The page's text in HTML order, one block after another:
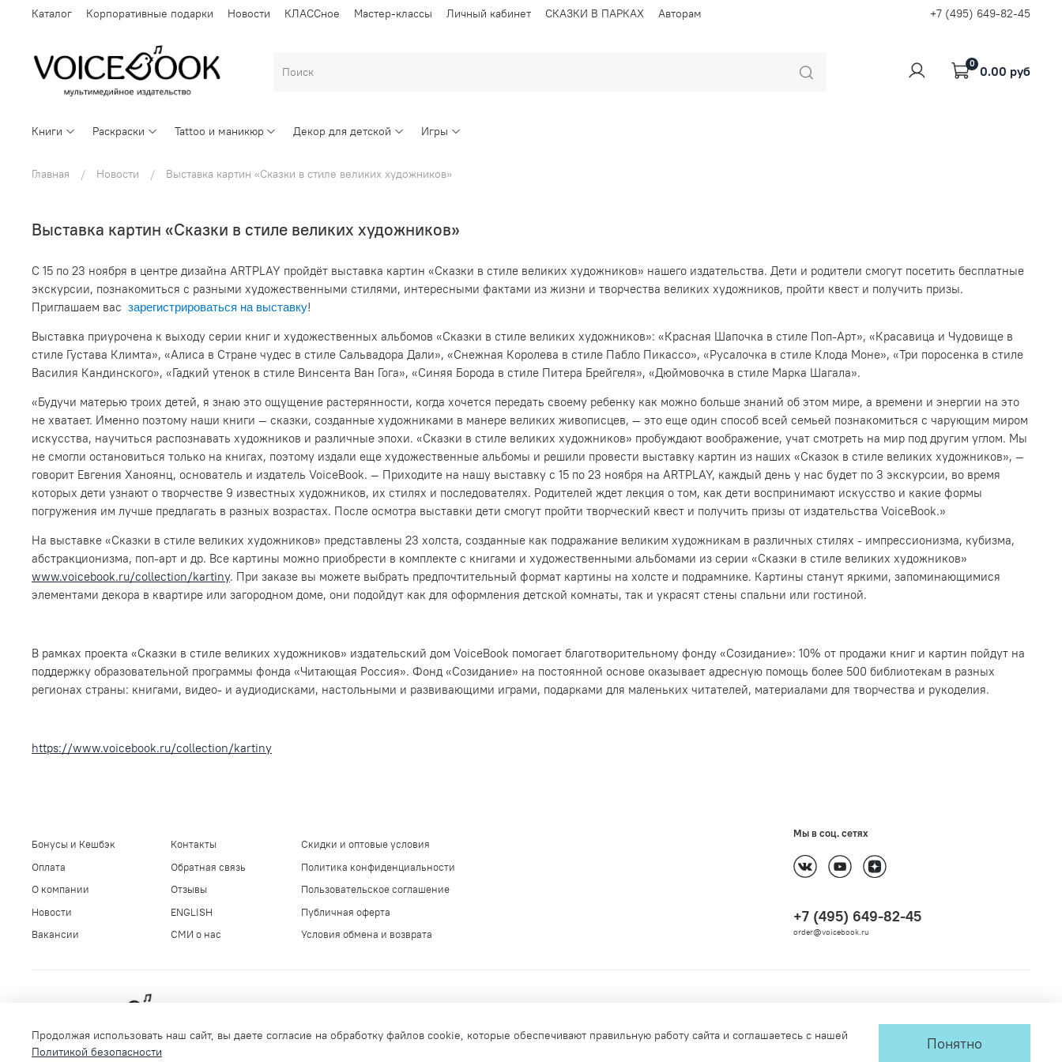
Каталог Корпоративные подарки Новости КЛАССное Мастер-классы Личный кабинет СКАЗКИ В ПАРКАХ Авторам +7 (495) 649-82-45
0 0.00 руб
Книги Раскраски Tattoo и маникюр Декор для детской Игры
Главная Новости Выставка картин «Сказки в стиле великих художников»
Выставка картин «Сказки в стиле великих художников»
С 15 по 23 ноября в центре дизайна ARTPLAY пройдёт выставка картин «Сказки в стиле великих художников» нашего издательства. Дети и родители смогут посетить бесплатные
экскурсии, познакомиться с разными художественными стилями, интересными фактами из жизни и творчества великих художников, пройти квест и получить призы.
Приглашаем вас зарегистрироваться на выставку!
Выставка приурочена к выходу серии книг и художественных альбомов «Сказки в стиле великих художников»: «Красная Шапочка в стиле Поп-Арт», «Красавица и Чудовище в
стиле Густава Климта», «Алиса в Стране чудес в стиле Сальвадора Дали», «Снежная Королева в стиле Пабло Пикассо», «Русалочка в стиле Клода Моне», «Три поросенка в стиле
Василия Кандинского», «Гадкий утенок в стиле Винсента Ван Гога», «Синяя Борода в стиле Питера Брейгеля», «Дюймовочка в стиле Марка Шагала».
«Будучи матерью троих детей, я знаю это ощущение растерянности, когда хочется передать своему ребенку как можно больше знаний об этом мире, а времени и энергии на это
не хватает. Именно поэтому наши книги — сказки, созданные художниками в манере великих живописцев, — это еще один способ всей семьей познакомиться с чарующим миром
искусства, научиться распознавать художников и различные эпохи. «Сказки в стиле великих художников» пробуждают воображение, учат смотреть на мир под другим углом. Мы
не смогли остановиться только на книгах, поэтому издали еще художественные альбомы и решили провести выставку картин из наших «Сказок в стиле великих художников», —
говорит Евгения Ханоянц, основатель и издатель VoiceBook. — Приходите на нашу выставку с 15 по 23 ноября на ARTPLAY, каждый день у нас будет по 3 экскурсии, во время
которых дети узнают о творчестве 9 известных художников, их стилях и последователях. Родителей ждет лекция о том, как дети воспринимают искусство и какие формы
погружения им лучше предлагать в разных возрастах. После осмотра выставки дети смогут пройти творческий квест и получить призы от издательства VoiceBook.»
На выставке «Сказки в стиле великих художников» представлены 23 холста, созданные как подражание великим художникам в различных стилях - импрессионизма, кубизма,
абстракционизма, поп-арт и др. Все картины можно приобрести в комплекте с книгами и художественными альбомами из серии «Сказки в стиле великих художников»
www.voicebook.ru/collection/kartiny. При заказе вы можете выбрать предпочтительный формат картины на холсте и подрамнике. Картины станут яркими, запоминающимися
элементами декора в квартире или загородном доме, они подойдут как для оформления детской комнаты, так и украсят стены спальни или гостиной.
В рамках проекта «Сказки в стиле великих художников» издательский дом VoiceBook помогает благотворительному фонду «Созидание»: 10% от продажи книг и картин пойдут на
поддержку образовательной программы фонда «Читающая Россия». Фонд «Созидание» на постоянной основе оказывает адресную помощь более 500 библиотекам в разных
регионах страны: книгами, видео- и аудиодисками, настольными и развивающими играми, подарками для маленьких читателей, материалами для творчества и рукоделия.
https://www.voicebook.ru/collection/kartiny
Бонусы и Кешбэк
Оплата
О компании
Новости
Вакансии
Контакты
Обратная связь
Отзывы
ENGLISH
СМИ о нас
Скидки и оптовые условия
Политика конфиденциальности
Пользовательское соглашение
Публичная оферта
Условия обмена и возврата
Мы в соц. сетях
+7 (495) 649-82-45
order@voicebook.ru
Продолжая использовать наш сайт, вы даете согласие на обработку файлов cookie, которые обеспечивают правильную работу сайта и соглашаетесь с нашей
Политикой безопасности
Понятно